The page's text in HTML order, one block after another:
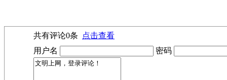
共有评论0条
点击查看
用户名
密码